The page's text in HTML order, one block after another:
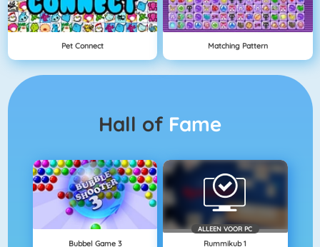
Pet Connect Matching Pattern
Hall of Fame
Bubbel Game 3
ALLEEN VOOR PC
Rummikub 1